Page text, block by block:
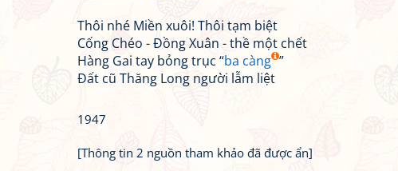
Thôi nhé Miền xuôi! Thôi tạm biệt
Cống Chéo - Đồng Xuân - thề một chết
Hàng Gai tay bỏng trục “ba càng ”
Đất cũ Thăng Long người lẫm liệt
1947
[Thông tin 2 nguồn tham khảo đã được ẩn]